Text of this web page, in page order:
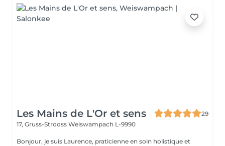
Les Mains de L'Or et sens
29
17, Gruss-Strooss Weiswampach L-9990
Bonjour, je suis Laurence, praticienne en soin holistique et